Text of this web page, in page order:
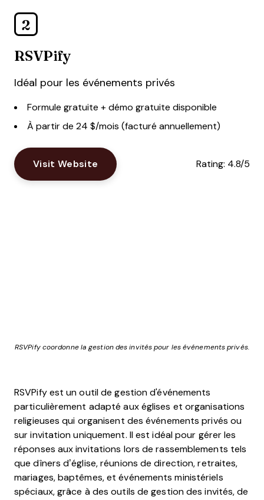
2
RSVPify
Idéal pour les événements privés
Formule gratuite + démo gratuite disponible
À partir de 24 $/mois (facturé annuellement)
Visit Website Rating: 4.8/5
RSVPify coordonne la gestion des invités pour les événements privés.
RSVPify est un outil de gestion d'événements
particulièrement adapté aux églises et organisations
religieuses qui organisent des événements privés ou
sur invitation uniquement. Il est idéal pour gérer les
réponses aux invitations lors de rassemblements tels
que dîners d’église, réunions de direction, retraites,
mariages, baptêmes, et événements ministériels
spéciaux, grâce à des outils de gestion des invités, de